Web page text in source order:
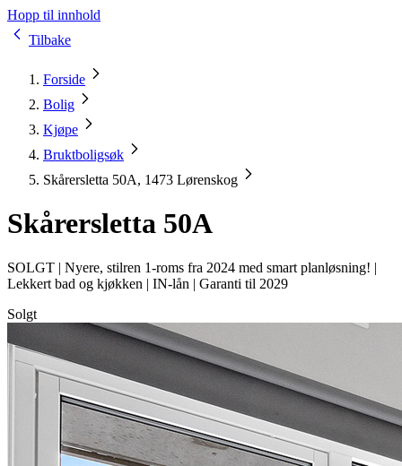
Hopp til innhold
Tilbake
Forside
Bolig
Kjøpe
Bruktboligsøk
Skårersletta 50A, 1473 Lørenskog
Skårersletta 50A
SOLGT | Nyere, stilren 1-roms fra 2024 med smart planløsning! |
Lekkert bad og kjøkken | IN-lån | Garanti til 2029
Solgt